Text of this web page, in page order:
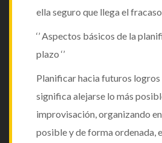
ella seguro que llega el fracaso
‘’ Aspectos básicos de la
plazo ‘’
Planificar hacia futuros
significa alejarse lo más
improvisación,organizando
posible y de forma ordenada,